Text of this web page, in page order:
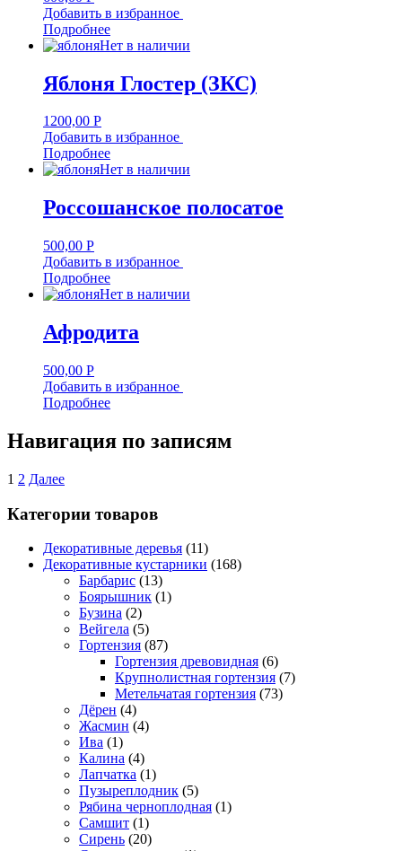
Добавить в избранное
Подробнее
Нет в наличии
Яблоня Глостер (ЗКС)
1200,00 Р
Добавить в избранное
Подробнее
Нет в наличии
Россошанское полосатое
500,00 Р
Добавить в избранное
Подробнее
Нет в наличии
Афродита
500,00 Р
Добавить в избранное
Подробнее
Навигация по записям
1 2 Далее
Категории товаров
Декоративные деревья (11)
Декоративные кустарники (168)
Барбарис (13)
Боярышник (1)
Бузина (2)
Вейгела (5)
Гортензия (87)
Гортензия древовидная (6)
Крупнолистная гортензия (7)
Метельчатая гортензия (73)
Дёрен (4)
Жасмин (4)
Ива (1)
Калина (4)
Лапчатка (1)
Пузыреплодник (5)
Рябина черноплодная (1)
Самшит (1)
Сирень (20)